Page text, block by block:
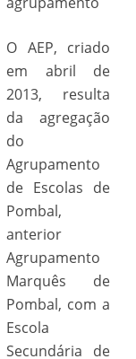
O AEP, criado
em abril de
2013, resulta
da agregação
do
Agrupamento
de Escolas de
Pombal,
anterior
Agrupamento
Marquês de
Pombal, com a
Escola
Secundária de